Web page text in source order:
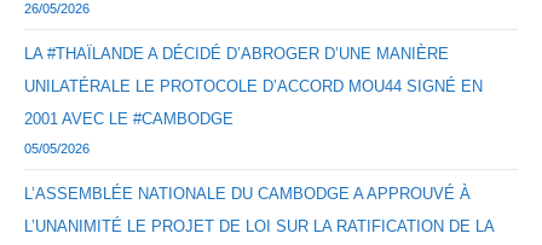
26/05/2026
LA #THAÏLANDE A DÉCIDÉ D’ABROGER D’UNE MANIÈRE
UNILATÉRALE LE PROTOCOLE D’ACCORD MOU44 SIGNÉ EN
2001 AVEC LE #CAMBODGE
05/05/2026
L’ASSEMBLÉE NATIONALE DU CAMBODGE A APPROUVÉ À
L’UNANIMITÉ LE PROJET DE LOI SUR LA RATIFICATION DE LA